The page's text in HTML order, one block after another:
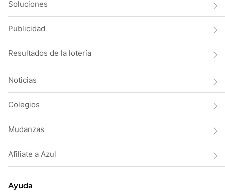
Soluciones
Publicidad
Resultados de la lotería
Noticias
Colegios
Mudanzas
Afiliate a Azul
Ayuda